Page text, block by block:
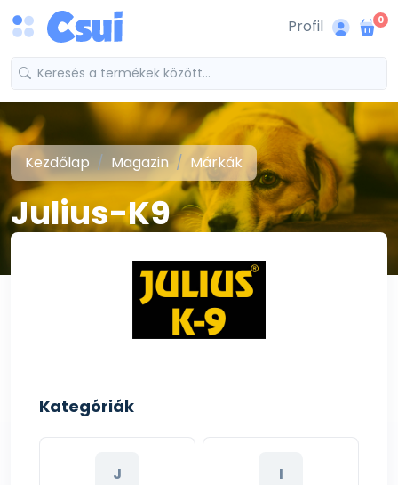
Profil 0
Kezdőlap Magazin Márkák
Julius-K9
Kategóriák
J I